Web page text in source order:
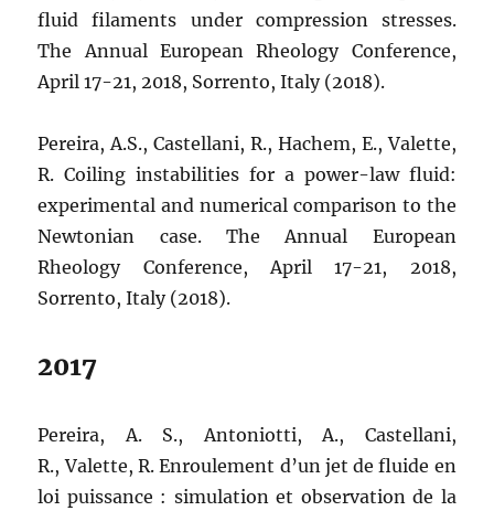
fluid filaments under compression stresses.
The Annual European Rheology Conference,
April 17-21, 2018, Sorrento, Italy (2018).
Pereira, A.S., Castellani, R., Hachem, E., Valette,
R. Coiling instabilities for a power-law fluid:
experimental and numerical comparison to the
Newtonian case. The Annual European
Rheology Conference, April 17-21, 2018,
Sorrento, Italy (2018).
2017
Pereira, A. S., Antoniotti, A., Castellani,
R., Valette, R. Enroulement d’un jet de fluide en
loi puissance : simulation et observation de la